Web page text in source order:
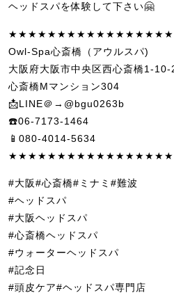
ヘッドスパを体験して下さい🤗
Owl-Spa心斎橋（アウルスパ)
大阪府大阪市中央区西心斎橋1-10-
心斎橋Mマンション304
📩LINE＠→@bgu0263b
☎️06-7173-1464
📱080-4014-5634
#大阪#心斎橋#ミナミ#難波
#ヘッドスパ
#大阪ヘッドスパ
#心斎橋ヘッドスパ
#ウォーターヘッドスパ
#記念日
#頭皮ケア#ヘッドスパ専門店